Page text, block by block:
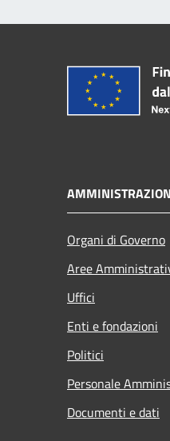
Organi di Governo
Aree
Uffici
Enti e fondazioni
Politici
Personale
Documenti e dati